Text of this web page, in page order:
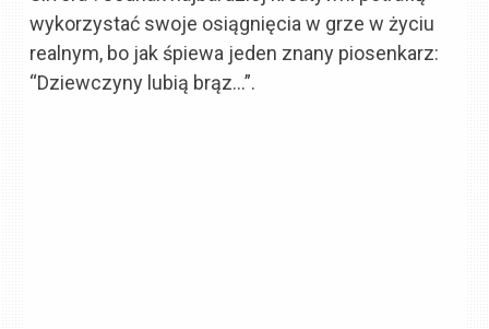
wykorzystać swoje osiągnięcia w grze w życiu
realnym, bo jak śpiewa jeden znany piosenkarz:
“Dziewczyny lubią brąz…”.